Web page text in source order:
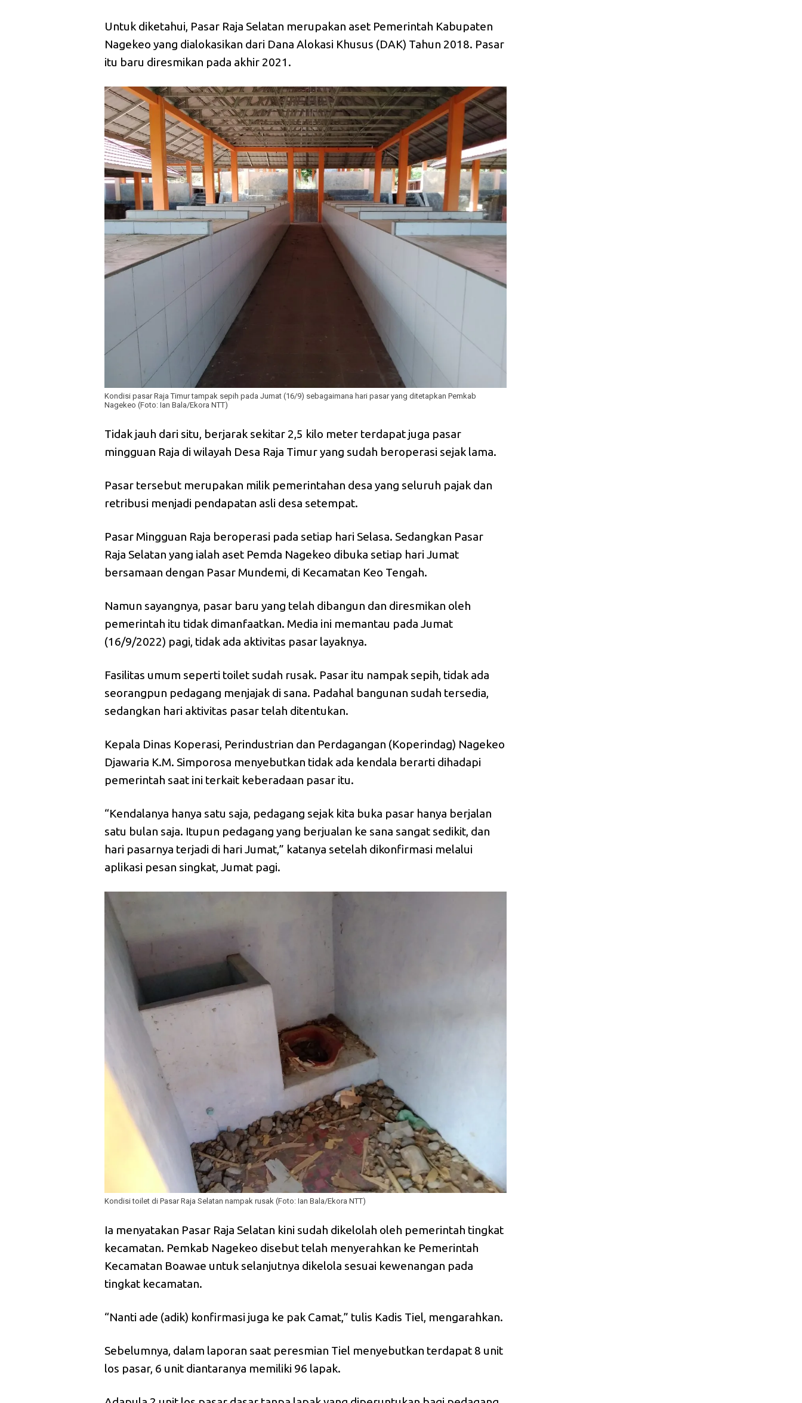
Untuk diketahui, Pasar Raja Selatan merupakan aset Pemerintah Kabupaten
Nagekeo yang dialokasikan dari Dana Alokasi Khusus (DAK) Tahun 2018. Pasar
itu baru diresmikan pada akhir 2021.
Kondisi pasar Raja Timur tampak sepih pada Jumat (16/9) sebagaimana hari pasar yang ditetapkan Pemkab
Nagekeo (Foto: Ian Bala/Ekora NTT)
Tidak jauh dari situ, berjarak sekitar 2,5 kilo meter terdapat juga pasar
mingguan Raja di wilayah Desa Raja Timur yang sudah beroperasi sejak lama.
Pasar tersebut merupakan milik pemerintahan desa yang seluruh pajak dan
retribusi menjadi pendapatan asli desa setempat.
Pasar Mingguan Raja beroperasi pada setiap hari Selasa. Sedangkan Pasar
Raja Selatan yang ialah aset Pemda Nagekeo dibuka setiap hari Jumat
bersamaan dengan Pasar Mundemi, di Kecamatan Keo Tengah.
Namun sayangnya, pasar baru yang telah dibangun dan diresmikan oleh
pemerintah itu tidak dimanfaatkan. Media ini memantau pada Jumat
(16/9/2022) pagi, tidak ada aktivitas pasar layaknya.
Fasilitas umum seperti toilet sudah rusak. Pasar itu nampak sepih, tidak ada
seorangpun pedagang menjajak di sana. Padahal bangunan sudah tersedia,
sedangkan hari aktivitas pasar telah ditentukan.
Kepala Dinas Koperasi, Perindustrian dan Perdagangan (Koperindag) Nagekeo
Djawaria K.M. Simporosa menyebutkan tidak ada kendala berarti dihadapi
pemerintah saat ini terkait keberadaan pasar itu.
“Kendalanya hanya satu saja, pedagang sejak kita buka pasar hanya berjalan
satu bulan saja. Itupun pedagang yang berjualan ke sana sangat sedikit, dan
hari pasarnya terjadi di hari Jumat,” katanya setelah dikonfirmasi melalui
aplikasi pesan singkat, Jumat pagi.
Kondisi toilet di Pasar Raja Selatan nampak rusak (Foto: Ian Bala/Ekora NTT)
Ia menyatakan Pasar Raja Selatan kini sudah dikelolah oleh pemerintah tingkat
kecamatan. Pemkab Nagekeo disebut telah menyerahkan ke Pemerintah
Kecamatan Boawae untuk selanjutnya dikelola sesuai kewenangan pada
tingkat kecamatan.
“Nanti ade (adik) konfirmasi juga ke pak Camat,” tulis Kadis Tiel, mengarahkan.
Sebelumnya, dalam laporan saat peresmian Tiel menyebutkan terdapat 8 unit
los pasar, 6 unit diantaranya memiliki 96 lapak.